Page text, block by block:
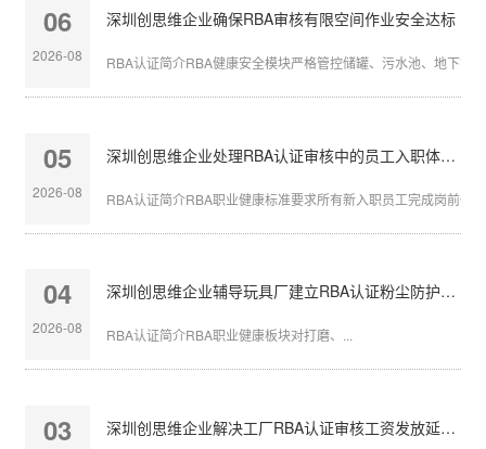
06
2026-08
深圳创思维企业确保RBA审核有限空间作业安全达标
RBA认证简介RBA健康安全模块严格管控储罐、污水池、地下管
05
2026-08
深圳创思维企业处理RBA认证审核中的员工入职体检缺失
RBA认证简介RBA职业健康标准要求所有新入职员工完成岗前体
04
2026-08
深圳创思维企业辅导玩具厂建立RBA认证粉尘防护体系
RBA认证简介RBA职业健康板块对打磨、...
03 深圳创思维企业解决工厂RBA认证审核工资发放延迟问题